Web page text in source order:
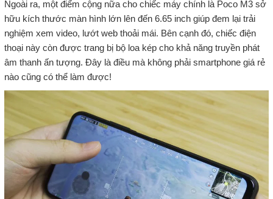
Ngoài ra, một điểm cộng nữa cho chiếc máy chính là Poco M3 sở
hữu kích thước màn hình lớn lên đến 6.65 inch giúp đem lại trải
nghiệm xem video, lướt web thoải mái. Bên cạnh đó, chiếc điện
thoại này còn được trang bị bộ loa kép cho khả năng truyền phát
âm thanh ấn tượng. Đây là điều mà không phải smartphone giá rẻ
nào cũng có thể làm được!